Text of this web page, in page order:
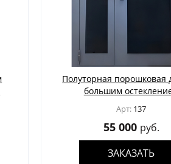
Полуторная порошковая
большим
Арт: 137
55 000 руб.
ЗАКАЗАТЬ